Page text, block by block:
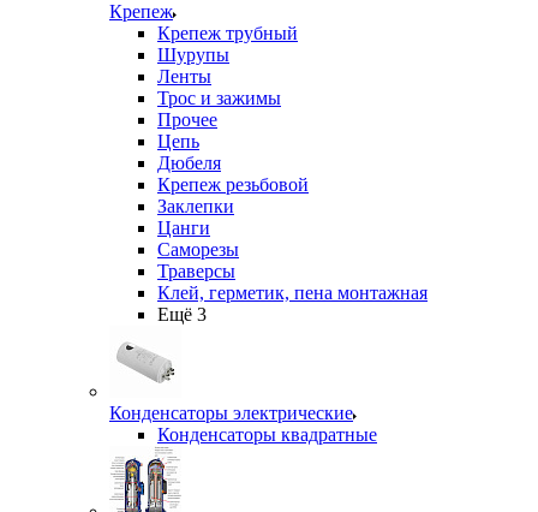
Крепеж
Крепеж трубный
Шурупы
Ленты
Трос и зажимы
Прочее
Цепь
Дюбеля
Крепеж резьбовой
Заклепки
Цанги
Саморезы
Траверсы
Клей, герметик, пена монтажная
Ещё 3
Конденсаторы электрические
Конденсаторы квадратные